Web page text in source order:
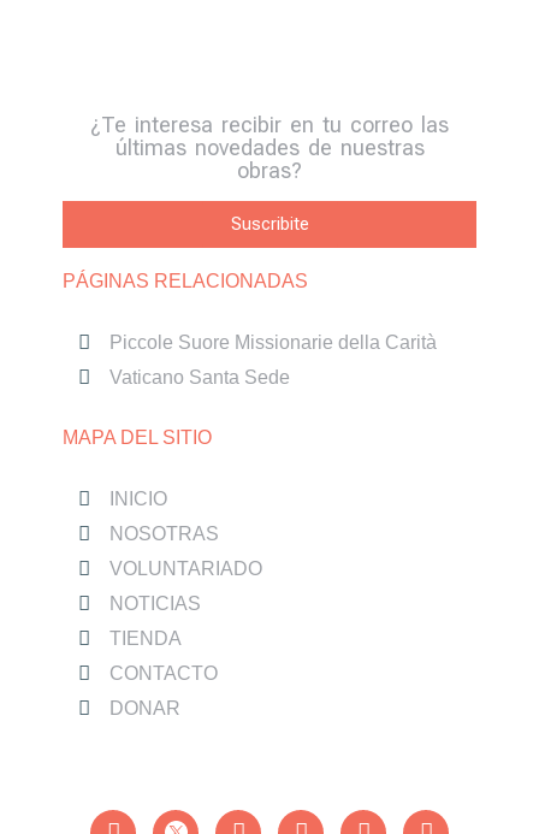
¿Te interesa recibir en tu correo las
últimas novedades de nuestras
obras?
Suscribite
PÁGINAS RELACIONADAS
Piccole Suore Missionarie della Carità
Vaticano Santa Sede
MAPA DEL SITIO
INICIO
NOSOTRAS
VOLUNTARIADO
NOTICIAS
TIENDA
CONTACTO
DONAR